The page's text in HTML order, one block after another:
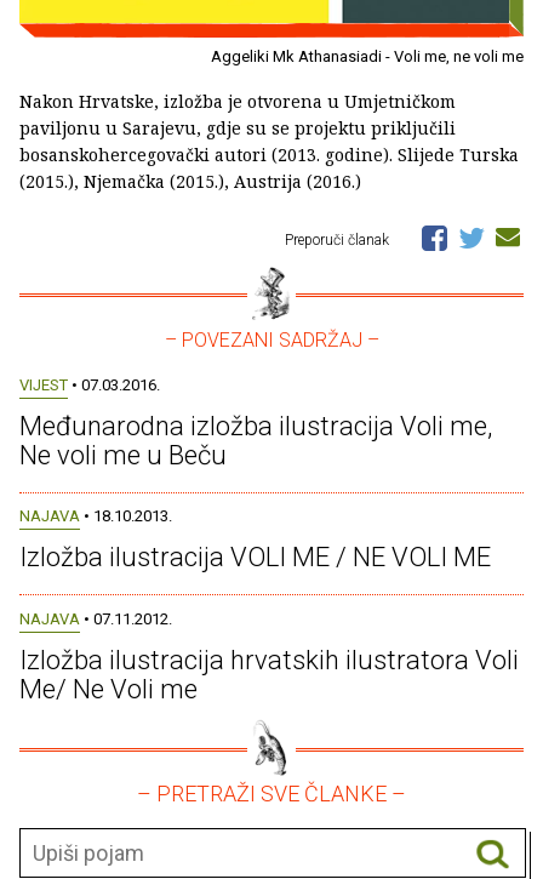
Aggeliki Mk Athanasiadi - Voli me, ne voli me
Nakon Hrvatske, izložba je otvorena u Umjetničkom
paviljonu u Sarajevu, gdje su se projektu priključili
bosanskohercegovački autori (2013. godine). Slijede Turska
(2015.), Njemačka (2015.), Austrija (2016.)
Preporuči članak
– POVEZANI SADRŽAJ –
VIJEST • 07.03.2016.
Međunarodna izložba ilustracija Voli me,
Ne voli me u Beču
NAJAVA • 18.10.2013.
Izložba ilustracija VOLI ME / NE VOLI ME
NAJAVA • 07.11.2012.
Izložba ilustracija hrvatskih ilustratora Voli
Me/ Ne Voli me
– PRETRAŽI SVE ČLANKE –